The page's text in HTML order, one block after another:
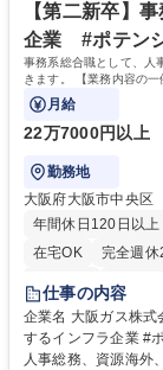
学歴・資格 学歴：
一種運転免許普通自
【第二新卒】
企業 #ポテン
事務系総合職として、人
きます。 【業務内容の
門の企画スタッフ、ルー
月給
22万7000円以上
勤務地
大阪府大阪市中央区
年間休日120日以上
在宅OK
完全週休
服装自由
第二新
仕事の内容
企業名 大阪ガス株式会社 求人名 【第二新卒】事務系総合
するインフラ企業 #ポテンシャル採用
人事総務、資源海外